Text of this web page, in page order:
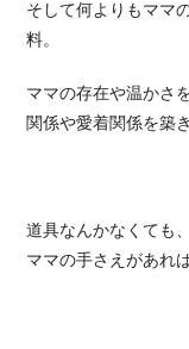
そして何よりもママ
料。
ママの存在や温かさ
関係や愛着関係を築
道具なんかなくても
ママの手さえがあれ